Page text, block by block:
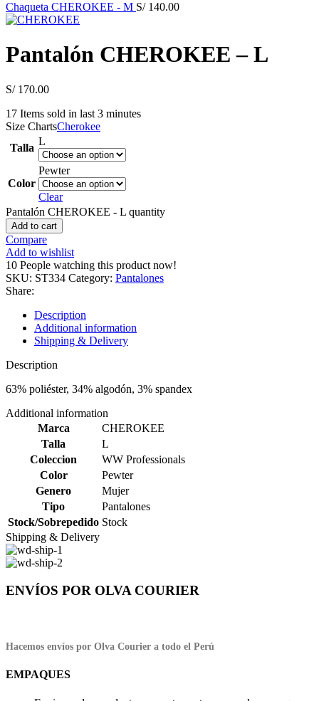
Chaqueta CHEROKEE - M S/140.00
Pantalón CHEROKEE – L
S/170.00
17 Items sold in last 3 minutes
Size ChartsCherokee
Talla
L
Color
Pewter
Clear
Pantalón CHEROKEE - L quantity
Add to cart
Compare
Add to wishlist
10 People watching this product now!
SKU: ST334 Category: Pantalones
Share:
Description
Additional information
Shipping & Delivery
Description
63% poliéster, 34% algodón, 3% spandex
Additional information
Marca
CHEROKEE
Talla
L
Coleccion
WW Professionals
Color
Pewter
Genero
Mujer
Tipo
Pantalones
Stock/Sobrepedido Stock
Shipping & Delivery
ENVÍOS POR OLVA COURIER
Hacemos envíos por Olva Courier a todo el Perú
EMPAQUES